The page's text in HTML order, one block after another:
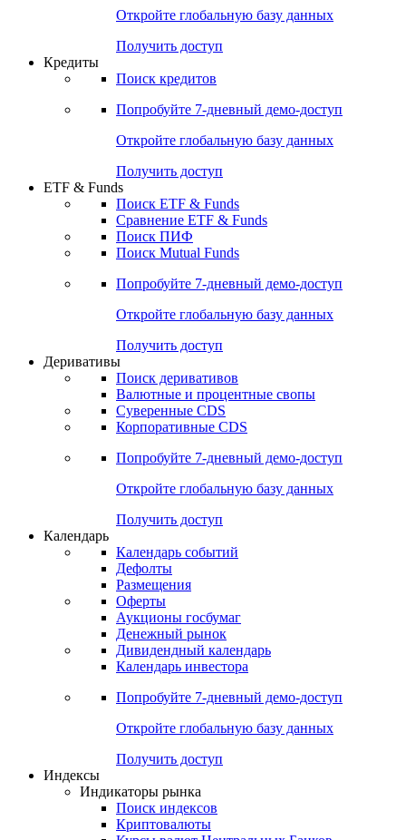
Российские IPO/SPO
Попробуйте7-дневный
Откройте глобальную базу данных
Получить доступ
Поиск кредитов
Попробуйте7-дневный
Откройте глобальную базу данных
Получить доступ
ETF & Funds
Сравнение ETF & Funds
Поиск Mutual Funds
Попробуйте7-дневный
Откройте глобальную базу данных
Получить доступ
Деривативы
Валютные и процентные свопы
Корпоративные CDS
Попробуйте7-дневный
Откройте глобальную базу данных
Получить доступ
Календарь
Календарь событий
Дефолты
Размещения
Оферты
Денежный рынок
Календарь инвестора
Попробуйте7-дневный
Откройте глобальную базу данных
Получить доступ